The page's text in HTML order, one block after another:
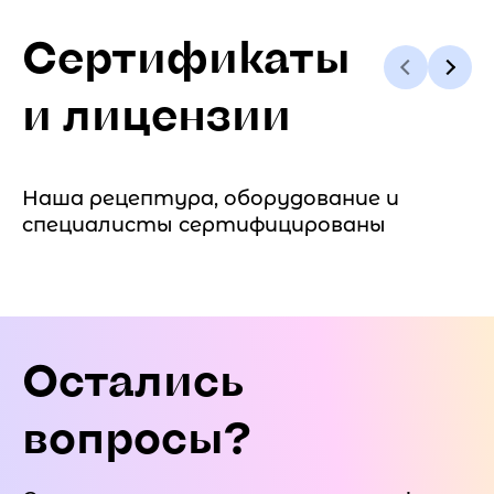
Сертификаты
и лицензии
Наша рецептура, оборудование и
специалисты сертифицированы
Остались
вопросы?